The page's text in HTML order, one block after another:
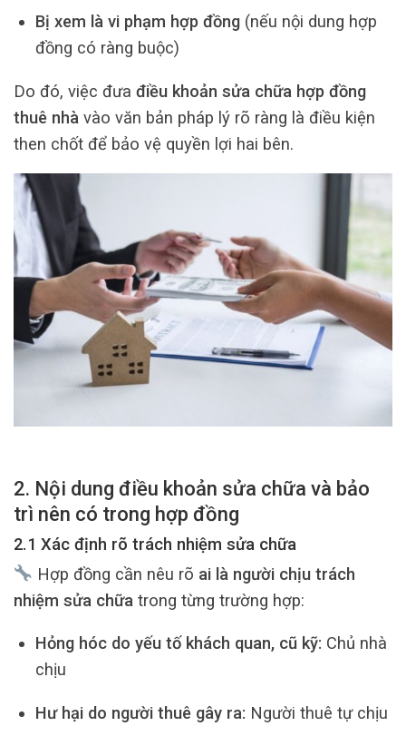
Bị xem là vi phạm hợp đồng(nếu nội dung hợp
đồng có ràng buộc)
Do đó, việc đưa điều khoản sửa chữa hợp đồng
thuê nhà vào văn bản pháp lý rõ ràng là điều kiện
then chốt để bảo vệ quyền lợi hai bên.
2. Nội dung điều khoản sửa chữa và bảo
trì nên có trong hợp đồng
2.1 Xác định rõ trách nhiệm sửa chữa
Hợp đồng cần nêu rõ ai là người chịu trách
nhiệm sửa chữa trong từng trường hợp:
Hỏng hóc do yếu tố khách quan, cũ kỹ: Chủ nhà
chịu
Hư hại do người thuê gây ra: Người thuê tự chịu